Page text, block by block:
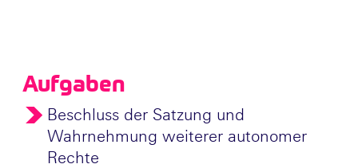
Aufgaben
Beschluss der Satzung und
Wahrnehmung weiterer autonomer
Rechte